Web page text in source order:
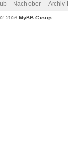
Nach oben Archiv-
2026 MyBB Group